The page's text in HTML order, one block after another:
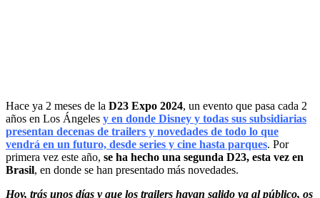
Hace ya 2 meses de la D23 Expo 2024, un evento que pasa cada 2
años en Los Ángeles y en donde Disney y todas sus subsidiarias
presentan decenas de trailers y novedades de todo lo que
vendrá en un futuro, desde series y cine hasta parques. Por
primera vez este año, se ha hecho una segunda D23, esta vez en
Brasil, en donde se han presentado más novedades.
Hoy, trás unos días y que los trailers hayan salido ya al público, os